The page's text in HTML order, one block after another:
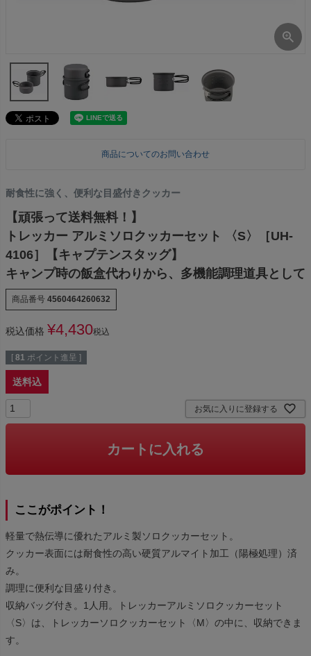
商品についてのお問い合わせ
耐食性に強く、便利な目盛付きクッカー
【頑張って送料無料！】
トレッカー アルミソロクッカーセット 〈S〉［UH-
4106］【キャプテンスタッグ】
キャンプ時の飯盒代わりから、多機能調理道具として
商品番号 4560464260632
税込価格 ¥4,430税込
[ 81 ポイント進呈 ]
送料込
お気に入りに登録する
カートに入れる
ここがポイント！
軽量で熱伝導に優れたアルミ製ソロクッカーセット。
クッカー表面には耐食性の高い硬質アルマイト加工（陽極処理）済
み。
調理に便利な目盛り付き。
収納バッグ付き。1人用。トレッカーアルミソロクッカーセット
〈S〉は、トレッカーソロクッカーセット〈M〉の中に、収納できま
す。